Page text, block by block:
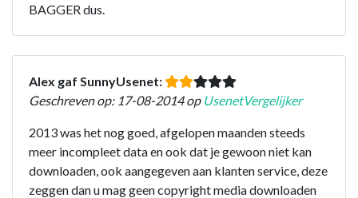
BAGGER dus.
Alex gaf SunnyUsenet:
Geschreven op: 17-08-2014 op UsenetVergelijker
2013 was het nog goed, afgelopen maanden steeds
meer incompleet data en ook dat je gewoon niet kan
downloaden, ook aangegeven aan klanten service, deze
zeggen dan u mag geen copyright media downloaden